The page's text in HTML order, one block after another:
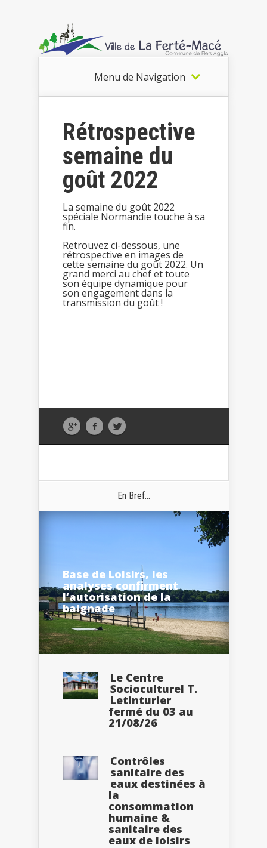
Menu de Navigation
Rétrospective
semaine du
goût 2022
La semaine du goût 2022
spéciale Normandie touche à sa
fin.
Retrouvez ci-dessous, une
rétrospective en images de
cette semaine du goût 2022. Un
grand merci au chef et toute
son équipe dynamique pour
son engagement dans la
transmission du goût !
En Bref...
Base de Loisirs, les
analyses confirment
l’autorisation de la
baignade
Le Centre
Socioculturel T.
Letinturier
fermé du 03 au
21/08/26
Contrôles
sanitaire des
eaux destinées à
la
consommation
humaine &
sanitaire des
eaux de loisirs